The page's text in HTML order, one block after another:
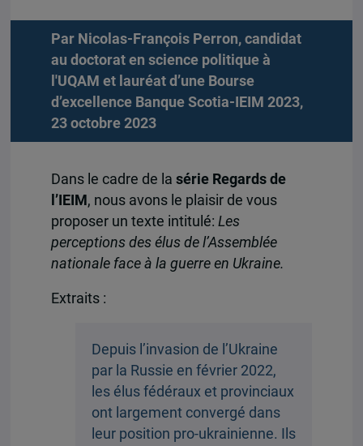
Par Nicolas-François Perron, candidat
au doctorat en science politique à
l'UQAM et lauréat d’une Bourse
d’excellence Banque Scotia-IEIM 2023,
23 octobre 2023
Dans le cadre de la série Regards de
l’IEIM , nous avons le plaisir de vous
proposer un texte intitulé: Les
perceptions des élus de l’Assemblée
nationale face à la guerre en Ukraine.
Extraits :
Depuis l’invasion de l’Ukraine
par la Russie en février 2022,
les élus fédéraux et provinciaux
ont largement convergé dans
leur position pro-ukrainienne. Ils